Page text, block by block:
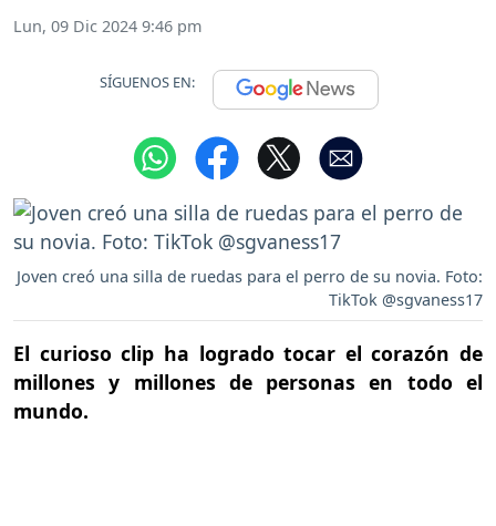
Lun, 09 Dic 2024 9:46 pm
SÍGUENOS EN:
Joven creó una silla de ruedas para el perro de su novia. Foto:
TikTok @sgvaness17
El curioso clip ha logrado tocar el corazón de
millones y millones de personas en todo el
mundo.